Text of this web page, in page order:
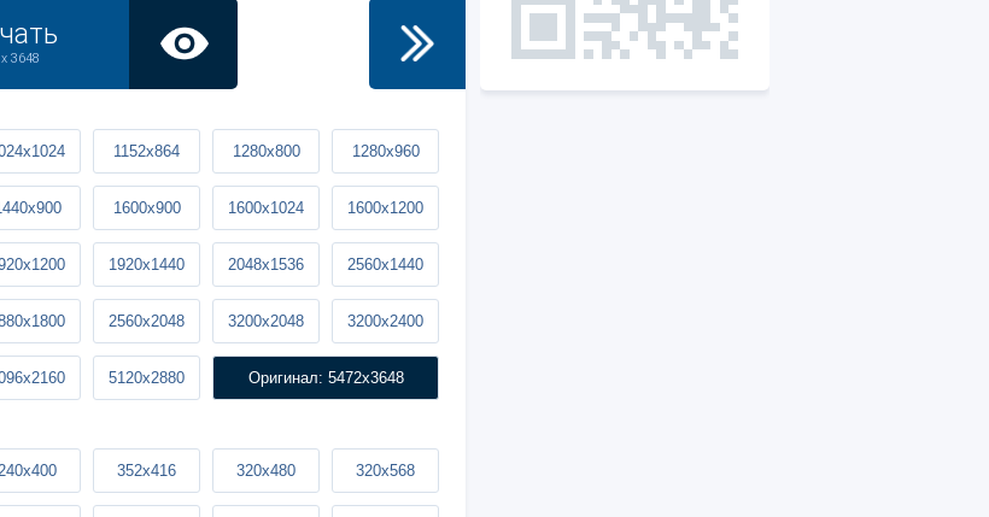
3648
1152x864 1280x800 1280x960
1600x900 1600x1024 1600x1200
1920x1440 2048x1536 2560x1440
2560x2048 3200x2048 3200x2400
5120x2880 Оригинал: 5472x3648
352x416 320x480 320x568